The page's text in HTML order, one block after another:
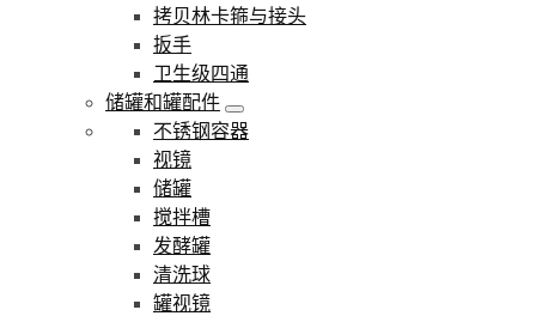
拷贝林卡箍与接头
扳手
卫生级四通
储罐和罐配件
不锈钢容器
视镜
储罐
搅拌槽
发酵罐
清洗球
罐视镜